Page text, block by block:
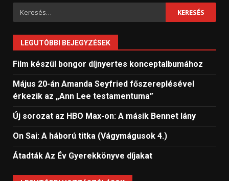
Keresés:
LEGUTÓBBI BEJEGYZÉSEK
Film készül bongor díjnyertes konceptalbumához
Május 20-án Amanda Seyfried főszereplésével
érkezik az „Ann Lee testamentuma”
Új sorozat az HBO Max-on: A másik Bennet lány
On Sai: A ​háború titka (Vágymágusok 4.)
Átadták Az Év Gyerekkönyve díjakat